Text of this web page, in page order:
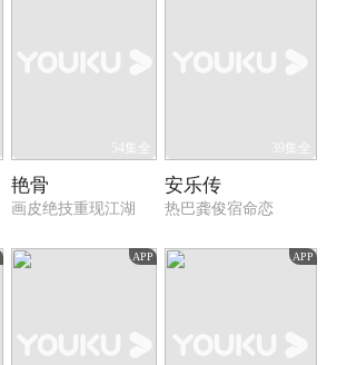
54集全
艳骨
画皮绝技重现江湖
39集全
安乐传
热巴龚俊宿命恋
APP APP